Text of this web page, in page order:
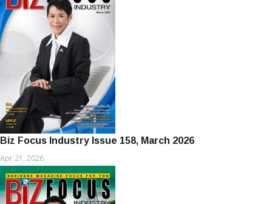
Biz Focus Industry Issue 158, March 2026
Apr 21, 2026